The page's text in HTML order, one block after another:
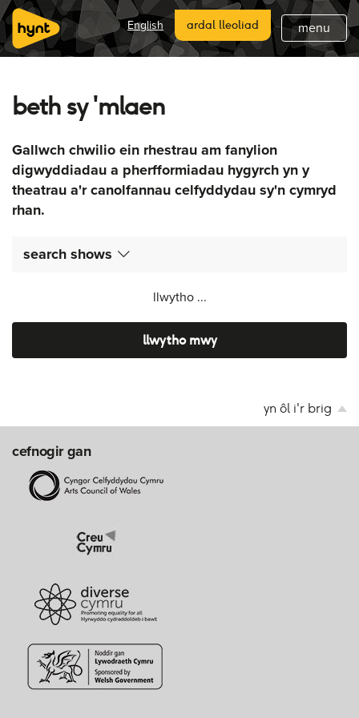
hafan
hanes hynt
diweddaraf
lleoliadau hynt
ymunwch
tanysgrifio
menu
English ardal lleoliad
beth sy 'mlaen
Gallwch chwilio ein rhestrau am fanylion
digwyddiadau a pherfformiadau hygyrch yn y
theatrau a'r canolfannau celfyddydau sy'n cymryd
rhan.
search shows
llwytho ...
llwytho mwy
yn ôl i'r brig
cefnogir gan